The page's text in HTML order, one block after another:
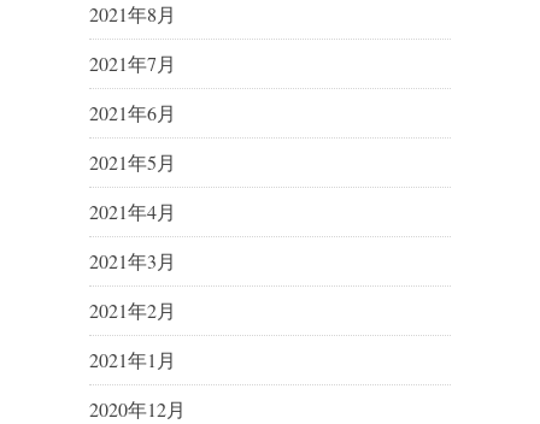
2021年8月
2021年7月
2021年6月
2021年5月
2021年4月
2021年3月
2021年2月
2021年1月
2020年12月